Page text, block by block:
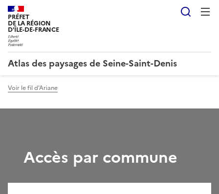
PRÉFET
DE LA RÉGION
D'ÎLE-DE-FRANCE
Atlas des paysages de Seine-Saint-Denis
Voir le fil d'Ariane
Accès par commune